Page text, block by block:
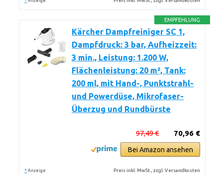
EMPFEHLUNG
Kärcher Dampfreiniger SC 1,
Dampfdruck: 3 bar, Aufheizzeit:
3 min., Leistung: 1.200 W,
Flächenleistung: 20 m², Tank:
200 ml, mit Hand-, Punktstrahl-
und Powerdüse, Mikrofaser-
Überzug und Rundbürste
70,96 €
97,49 €
Bei Amazon ansehen
* Anzeige Preis inkl. MwSt., zzgl. Versandkosten